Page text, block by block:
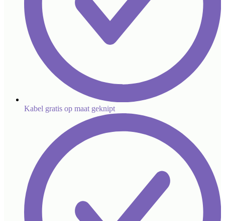
Kabel gratis op maat geknipt